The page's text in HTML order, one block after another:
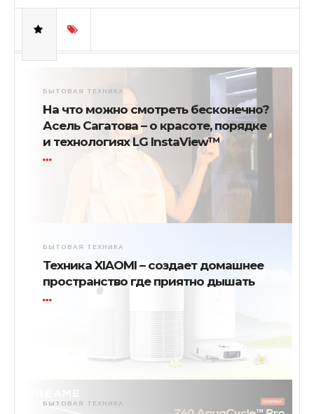
БЫТОВАЯ ТЕХНИКА
На что можно смотреть бесконечно?
Асель Сагатова – о красоте, порядке
и технологиях LG InstaView™
БЫТОВАЯ ТЕХНИКА
Техника XIAOMI – создает домашнее
пространство где приятно дышать
БЫТОВАЯ ТЕХНИКА